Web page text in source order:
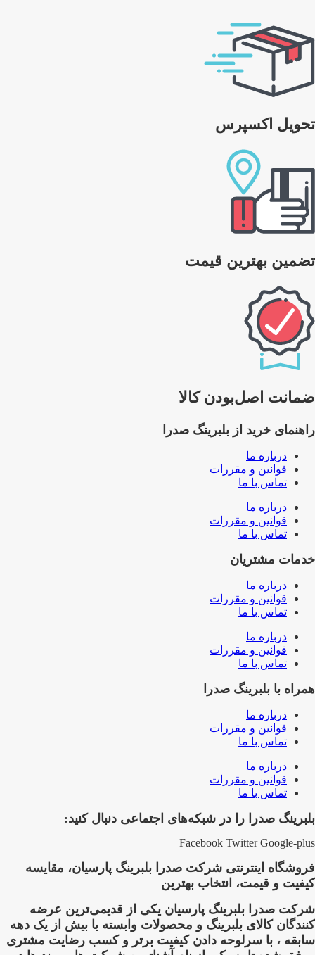
تحویل اکسپرس
تضمین بهترین قیمت
ضمانت اصل‌بودن کالا
راهنمای خرید از بلبرینگ صدرا
درباره ما
قوانین و مقررات
تماس با ما
درباره ما
قوانین و مقررات
تماس با ما
خدمات مشتریان
درباره ما
قوانین و مقررات
تماس با ما
درباره ما
قوانین و مقررات
تماس با ما
همراه با بلبرینگ صدرا
درباره ما
قوانین و مقررات
تماس با ما
درباره ما
قوانین و مقررات
تماس با ما
بلبرینگ صدرا را در شبکه‌های اجتماعی دنبال کنید:
Facebook Twitter Google-plus
فروشگاه اینترنتی شرکت صدرا بلبرینگ پارسیان، مقایسه
کیفیت و قیمت، انتخاب بهترین
شرکت صدرا بلبرینگ پارسیان یکی از قدیمی‌ترین عرضه
کنندگان کالای بلبرینگ و محصولات وابسته با بیش از یک دهه
سابقه ، با سرلوحه دادن کیفیت برتر و کسب رضایت مشتری